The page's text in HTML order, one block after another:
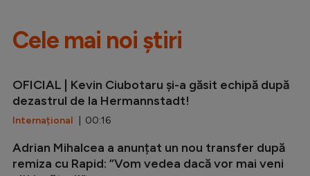
Cele mai noi știri
OFICIAL | Kevin Ciubotaru și-a găsit echipă după
dezastrul de la Hermannstadt!
Internațional | 00:16
Adrian Mihalcea a anunțat un nou transfer după
remiza cu Rapid: ”Vom vedea dacă vor mai veni